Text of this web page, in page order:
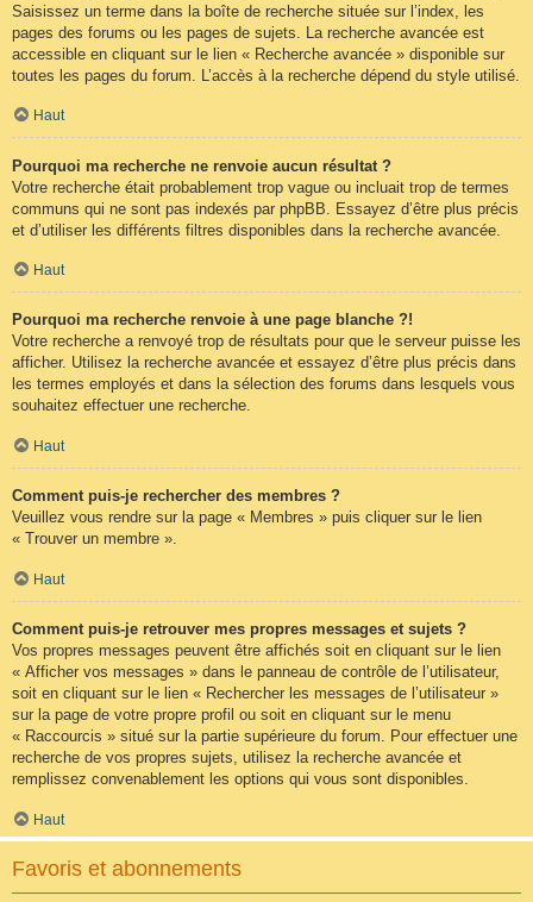
Saisissez un terme dans la boîte de recherche située sur l’index, les
pages des forums ou les pages de sujets. La recherche avancée est
accessible en cliquant sur le lien « Recherche avancée » disponible sur
toutes les pages du forum. L’accès à la recherche dépend du style utilisé.
Haut
Pourquoi ma recherche ne renvoie aucun résultat ?
Votre recherche était probablement trop vague ou incluait trop de termes
communs qui ne sont pas indexés par phpBB. Essayez d’être plus précis
et d’utiliser les différents filtres disponibles dans la recherche avancée.
Haut
Pourquoi ma recherche renvoie à une page blanche ?!
Votre recherche a renvoyé trop de résultats pour que le serveur puisse les
afficher. Utilisez la recherche avancée et essayez d’être plus précis dans
les termes employés et dans la sélection des forums dans lesquels vous
souhaitez effectuer une recherche.
Haut
Comment puis-je rechercher des membres ?
Veuillez vous rendre sur la page « Membres » puis cliquer sur le lien
« Trouver un membre ».
Haut
Comment puis-je retrouver mes propres messages et sujets ?
Vos propres messages peuvent être affichés soit en cliquant sur le lien
« Afficher vos messages » dans le panneau de contrôle de l’utilisateur,
soit en cliquant sur le lien « Rechercher les messages de l’utilisateur »
sur la page de votre propre profil ou soit en cliquant sur le menu
« Raccourcis » situé sur la partie supérieure du forum. Pour effectuer une
recherche de vos propres sujets, utilisez la recherche avancée et
remplissez convenablement les options qui vous sont disponibles.
Haut
Favoris et abonnements